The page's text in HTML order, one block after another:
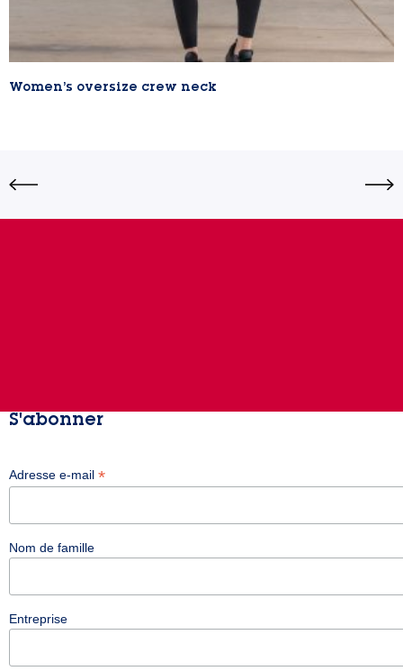
Women’s oversize crew neck
S'abonner
Adresse e-mail *
Nom de famille
Entreprise